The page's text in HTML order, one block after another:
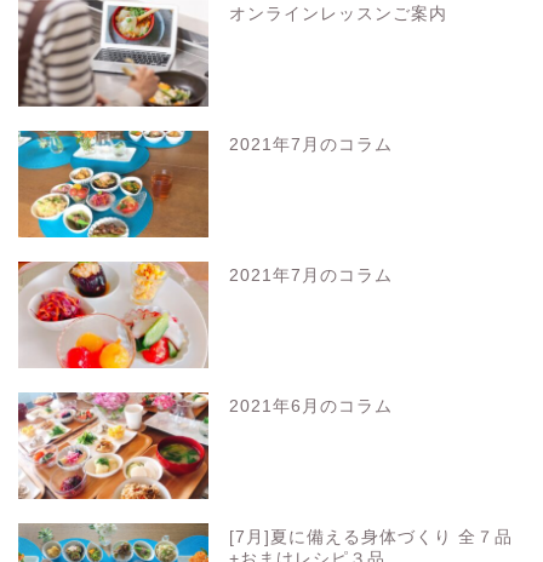
オンラインレッスンご案内
2021年7月のコラム
2021年7月のコラム
2021年6月のコラム
[7月]夏に備える身体づくり 全７品